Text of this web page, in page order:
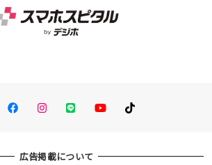
FacebookInstagram
LINE You TubeTikTok
広告掲載について